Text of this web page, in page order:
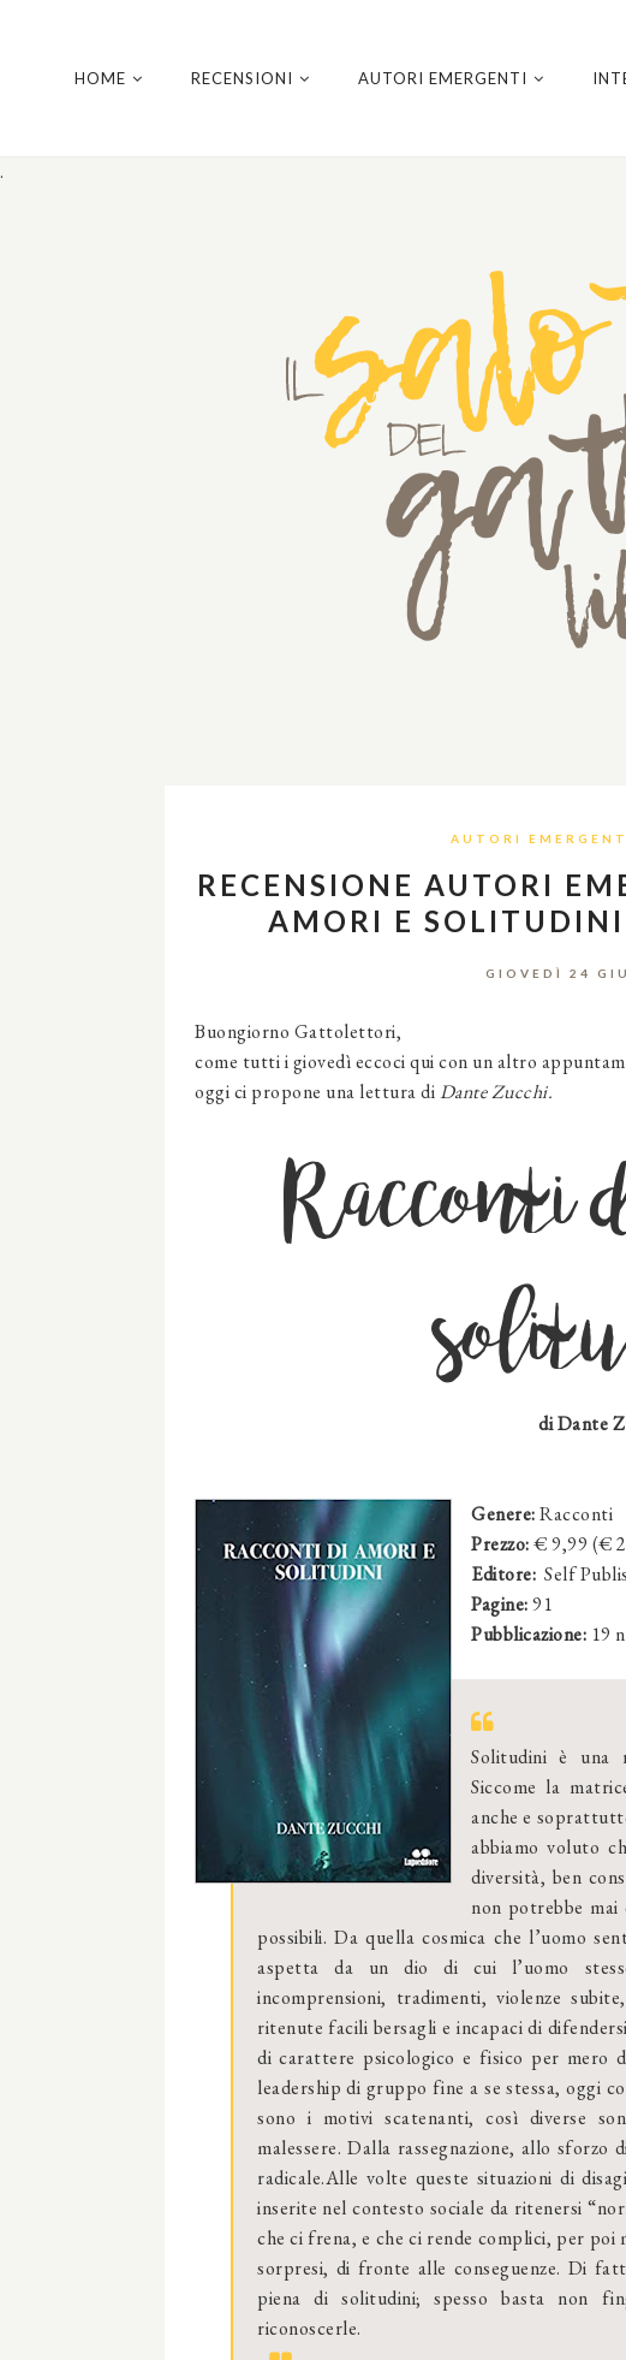
.
HOME RECENSIONI AUTORI EMERGENTI
AUTORI
RECENSIONE AUTORI
AMORI E
GIOVEDÌ 24
Buongiorno Gattolettori,
come tutti i giovedì eccoci qui con un altro
oggi ci propone una lettura diDante Zucchi.
Racconti
diDante
Genere:Racconti
Prezzo:€ 9,99 (€
Editore: Self
Pagine:91
Pubblicazione: 19
Solitudini è una
Siccome la
anche e
abbiamo voluto
diversità, ben
non potrebbe mai
possibili. Da quella cosmica che l’uomo
aspetta da un dio di cui l’uomo
incomprensioni, tradimenti, violenze
ritenute facili bersagli e incapaci di
di carattere psicologico e fisico per mero
leadership di gruppo fine a se stessa, oggi
sono i motivi scatenanti, così diverse
malessere. Dalla rassegnazione, allo
radicale.Alle volte queste situazioni di
inserite nel contesto sociale da ritenersi
che ci frena, e che ci rende complici, per
sorpresi, di fronte alle conseguenze. Di
piena di solitudini; spesso basta non
riconoscerle.